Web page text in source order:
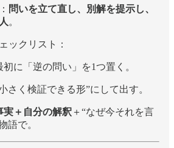
問いを立て直し、別解を提示し、
。
ックリスト：
に「逆の問い」を1つ置く。
さく検証できる形”にして出す。
実＋自分の解釈 ＋“なぜ今それを言
語で。